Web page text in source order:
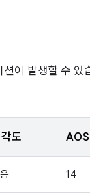
이 발생할 수 있
도
14